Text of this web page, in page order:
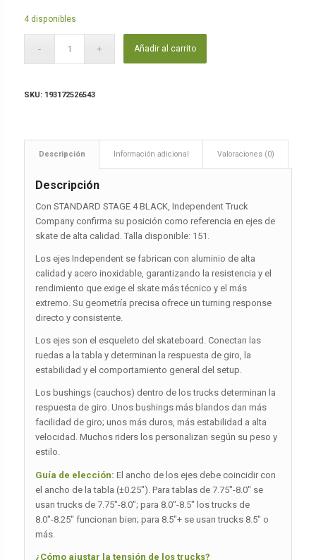
4 disponibles
Añadir al carrito
SKU: 193172526543
Descripción Información adicional Valoraciones (0)
Descripción
Con STANDARD STAGE 4 BLACK, Independent Truck
Company confirma su posición como referencia en ejes de
skate de alta calidad. Talla disponible: 151.
Los ejes Independent se fabrican con aluminio de alta
calidad y acero inoxidable, garantizando la resistencia y el
rendimiento que exige el skate más técnico y el más
extremo. Su geometría precisa ofrece un turning response
directo y consistente.
Los ejes son el esqueleto del skateboard. Conectan las
ruedas a la tabla y determinan la respuesta de giro, la
estabilidad y el comportamiento general del setup.
Los bushings (cauchos) dentro de los trucks determinan la
respuesta de giro. Unos bushings más blandos dan más
facilidad de giro; unos más duros, más estabilidad a alta
velocidad. Muchos riders los personalizan según su peso y
estilo.
Guía de elección: El ancho de los ejes debe coincidir con
el ancho de la tabla (±0.25″). Para tablas de 7.75″-8.0″ se
usan trucks de 7.75″-8.0″; para 8.0″-8.5″ los trucks de
8.0″-8.25″ funcionan bien; para 8.5″+ se usan trucks 8.5″ o
más.
¿Cómo ajustar la tensión de los trucks?